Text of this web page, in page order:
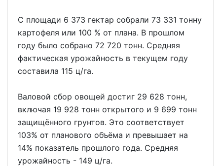
С площади 6 373 гектар собрали 73 331 тонну
картофеля или 100 % от плана. В прошлом
году было собрано 72 720 тонн. Средняя
фактическая урожайность в текущем году
составила 115 ц/га.
Валовой сбор овощей достиг 29 628 тонн,
включая 19 928 тонн открытого и 9 699 тонн
защищённого грунтов. Это соответствует
103% от планового объёма и превышает на
14% показатель прошлого года. Средняя
урожайность - 149 ц/га.